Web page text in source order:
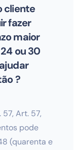
cliente
fazer
maior
ou 30
?
Art. 57,
pode
(quarenta e